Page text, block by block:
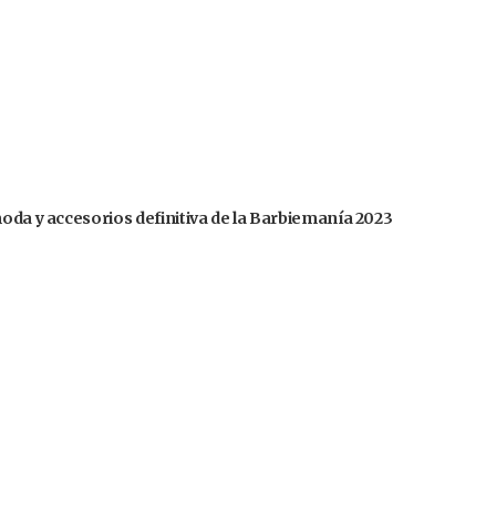
y accesorios definitiva de la Barbiemanía 2023